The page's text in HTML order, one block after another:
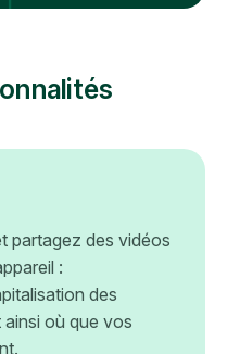
partagez des vidéos
:
des
où que vos